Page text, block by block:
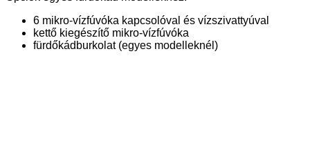
6 mikro-vízfúvóka kapcsolóval és vízszivattyúval
kettő kiegészítő mikro-vízfúvóka
fürdőkádburkolat (egyes modelleknél)